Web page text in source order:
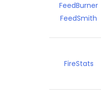
FeedBurner
FeedSmith
FireStats